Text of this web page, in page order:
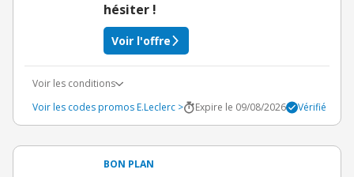
hésiter !
Voir l'offre
Voir les conditions
Voir les codes promos E.Leclerc >
Expire le 09/08/2026 Vérifié
BON PLAN